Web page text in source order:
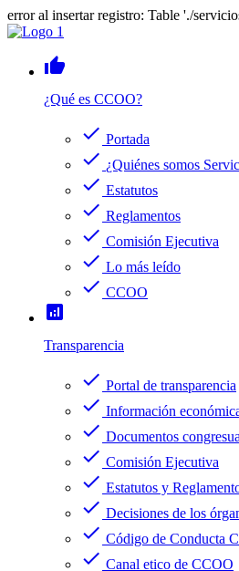
error al insertar registro: Table './
thumb_up
¿Qué es CCOO?
check Portada
check ¿Quiénes somos
check Estatutos
check Reglamentos
check Comisión Ejecutiva
check Lo más leído
check CCOO
analytics
Transparencia
check Portal de transparencia
check Información
check Documentos
check Comisión Ejecutiva
check Estatutos y
check Decisiones de los
check Código de Conducta
check Canal etico de CCOO